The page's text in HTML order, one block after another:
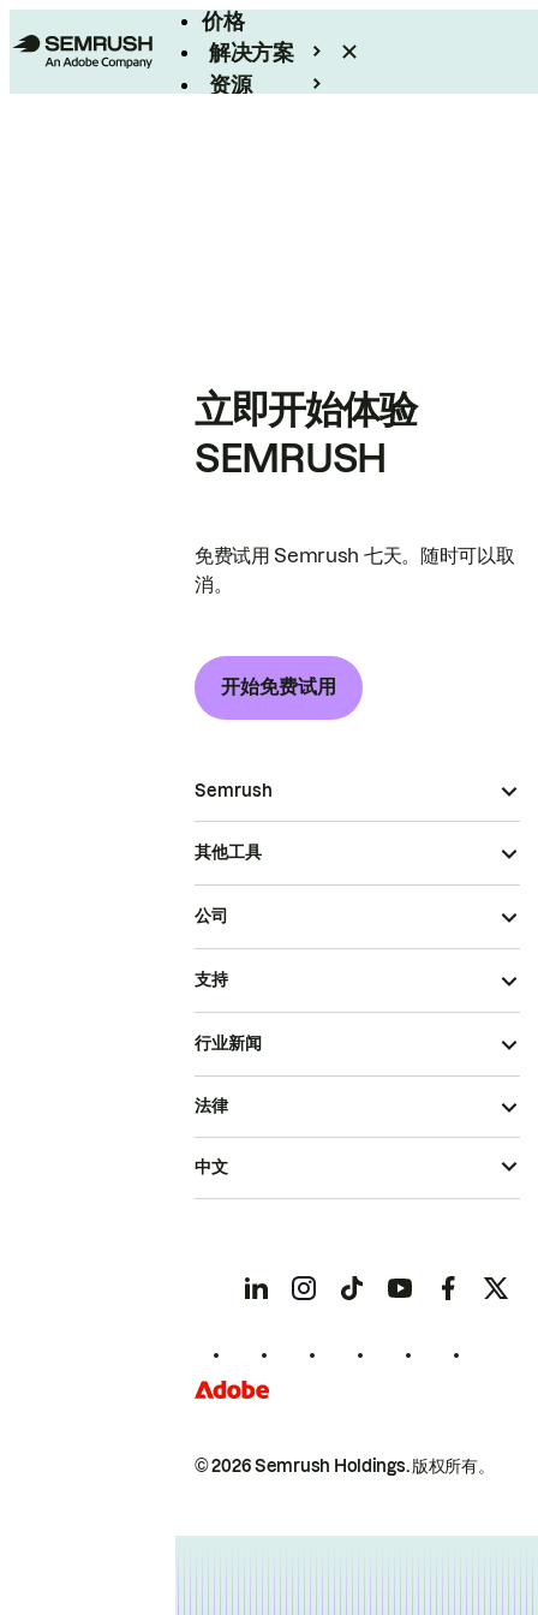
价格
解决方案
资源
立即开始体验
SEMRUSH
免费试用 Semrush 七天。随时可以取
消。
开始免费试用
Semrush
其他工具
公司
支持
行业新闻
© 2026 Semrush Holdings.版权所有。
法律
中文